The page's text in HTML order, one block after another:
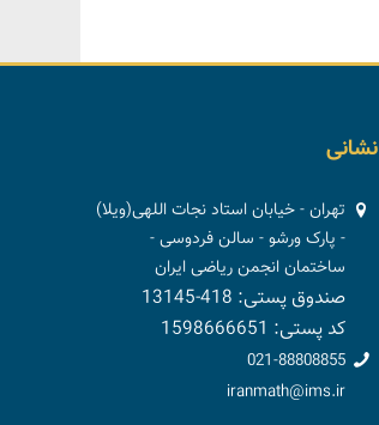
نشانی
تهران - خیابان استاد نجات اللهی(ویلا)
- پارک ورشو - سالن فردوسی -
ساختمان انجمن ریاضی ایران
صندوق پستی: 418-13145
کد پستی: 1598666651
021-88808855
iranmath@ims.ir